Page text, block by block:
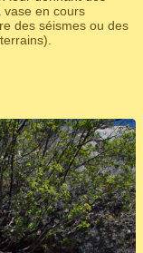
vase en cours
des séismes ou des